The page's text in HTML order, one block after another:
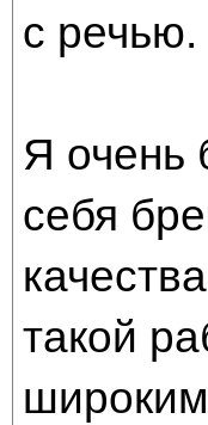
с речью.
Я очень
себя
такой